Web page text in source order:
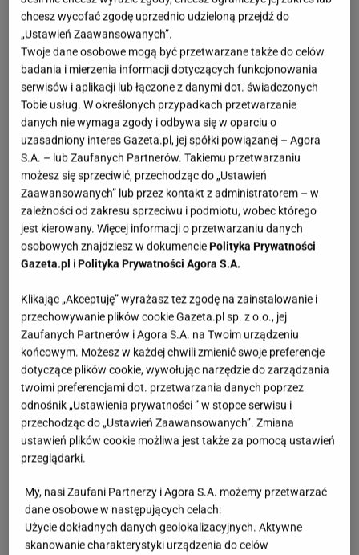
tak ważne jest odpowiednie oświetlenie które potrafi
nadać przestrzeni ciepła i harmonii. Najlepiej
sprawdzają się trzy źródła światła. Główne,
nastrojowe i punktowe. Każde z nich ma inną
funkcję i razem tworzą wnętrze które jest nie tylko
piękne ale też funkcjonalne. Ciepła barwa światła
sprzyja relaksowi, a delikatne lampy stojące lub
stołowe tworzą klimat którego nie zastąpi górna
lampa.
Jakie oświetlenie wybrać do salonu Liczy się
funkcja i atmosfera
Do czytania sprawdzą się lampy stojące z wyższym
natężeniem światła. Do codziennego odpoczynku
idealne są lampy stołowe i kinkiety które dają
miękkie, rozproszone światło. Dobrze jest też mieć
oświetlenie dekoracyjne, na przykład w formie
lampek lub świec, które budują przytulny nastrój.
Najważniejsze są warstwy światła bo to one tworzą
głębię i atmosferę we wnętrzu.
chcesz wycofać zgodę uprzednio udzieloną przejdź do
„Ustawień Zaawansowanych”.
Twoje dane osobowe mogą być przetwarzane także do celów
badania i mierzenia informacji dotyczących funkcjonowania
serwisów i aplikacji lub łączone z danymi dot. świadczonych
Tobie usług. W określonych przypadkach przetwarzanie
danych nie wymaga zgody i odbywa się w oparciu o
uzasadniony interes Gazeta.pl, jej spółki powiązanej – Agora
S.A. – lub Zaufanych Partnerów. Takiemu przetwarzaniu
możesz się sprzeciwić, przechodząc do „Ustawień
Zaawansowanych” lub przez kontakt z administratorem – w
zależności od zakresu sprzeciwu i podmiotu, wobec którego
jest kierowany. Więcej informacji o przetwarzaniu danych
osobowych znajdziesz w dokumenciePolityka Prywatności
Gazeta.pl iPolityka Prywatności Agora S.A.
Klikając „Akceptuję” wyrażasz też zgodę na zainstalowanie i
przechowywanie plików cookie Gazeta.pl sp. z o.o., jej
Zaufanych Partnerów i Agora S.A. na Twoim urządzeniu
końcowym. Możesz w każdej chwili zmienić swoje preferencje
dotyczące plików cookie, wywołując narzędzie do zarządzania
twoimi preferencjami dot. przetwarzania danych poprzez
odnośnik „Ustawienia prywatności ” w stopce serwisu i
przechodząc do „Ustawień Zaawansowanych”. Zmiana
ustawień plików cookie możliwa jest także za pomocą ustawień
przeglądarki.
My, nasi Zaufani Partnerzy i Agora S.A. możemy przetwarzać
dane osobowe w następujących celach:
Użycie dokładnych danych geolokalizacyjnych. Aktywne
skanowanie charakterystyki urządzenia do celów